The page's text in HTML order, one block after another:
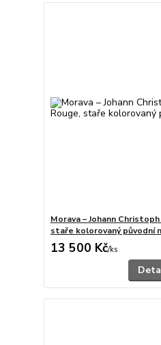
Morava – Johann
staře kolorovaný původní
13 500 Kč/ks